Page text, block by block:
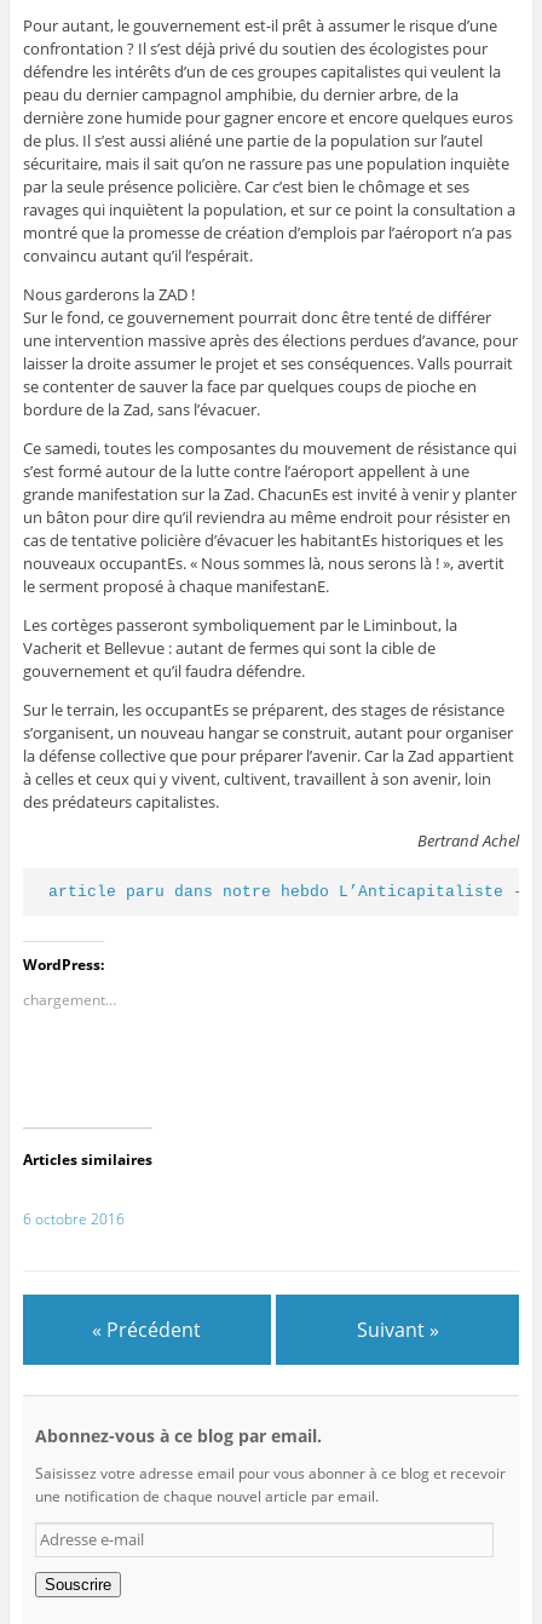
Pour autant, le gouvernement est-il prêt à assumer le risque d’une
confrontation ? Il s’est déjà privé du soutien des écologistes pour
défendre les intérêts d’un de ces groupes capitalistes qui veulent la
peau du dernier campagnol amphibie, du dernier arbre, de la
dernière zone humide pour gagner encore et encore quelques euros
de plus. Il s’est aussi aliéné une partie de la population sur l’autel
sécuritaire, mais il sait qu’on ne rassure pas une population inquiète
par la seule présence policière. Car c’est bien le chômage et ses
ravages qui inquiètent la population, et sur ce point la consultation a
montré que la promesse de création d’emplois par l’aéroport n’a pas
convaincu autant qu’il l’espérait.
Nous garderons la ZAD !
Sur le fond, ce gouvernement pourrait donc être tenté de différer
une intervention massive après des élections perdues d’avance, pour
laisser la droite assumer le projet et ses conséquences. Valls pourrait
se contenter de sauver la face par quelques coups de pioche en
bordure de la Zad, sans l’évacuer.
Ce samedi, toutes les composantes du mouvement de résistance qui
s’est formé autour de la lutte contre l’aéroport appellent à une
grande manifestation sur la Zad. ChacunEs est invité à venir y planter
un bâton pour dire qu’il reviendra au même endroit pour résister en
cas de tentative policière d’évacuer les habitantEs historiques et les
nouveaux occupantEs. « Nous sommes là, nous serons là ! », avertit
le serment proposé à chaque manifestanE.
Les cortèges passeront symboliquement par le Liminbout, la
Vacherit et Bellevue : autant de fermes qui sont la cible de
gouvernement et qu’il faudra défendre.
Sur le terrain, les occupantEs se préparent, des stages de résistance
s’organisent, un nouveau hangar se construit, autant pour organiser
la défense collective que pour préparer l’avenir. Car la Zad appartient
à celles et ceux qui y vivent, cultivent, travaillent à son avenir, loin
des ­prédateurs capitalistes.
Bertrand Achel
article paru dans notre hebdo L’Anticapitaliste -
WordPress:
chargement…
Articles similaires
6 octobre 2016
« Précédent Suivant »
Abonnez-vous à ce blog par email.
Saisissez votre adresse email pour vous abonner à ce blog et recevoir
une notification de chaque nouvel article par email.
Adresse
e-
mail
Souscrire